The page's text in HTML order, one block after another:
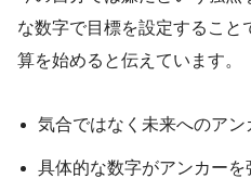
な数字で目標を設定すること
算を始めると伝えています。
気合ではなく未来へのアン
具体的な数字がアンカーを